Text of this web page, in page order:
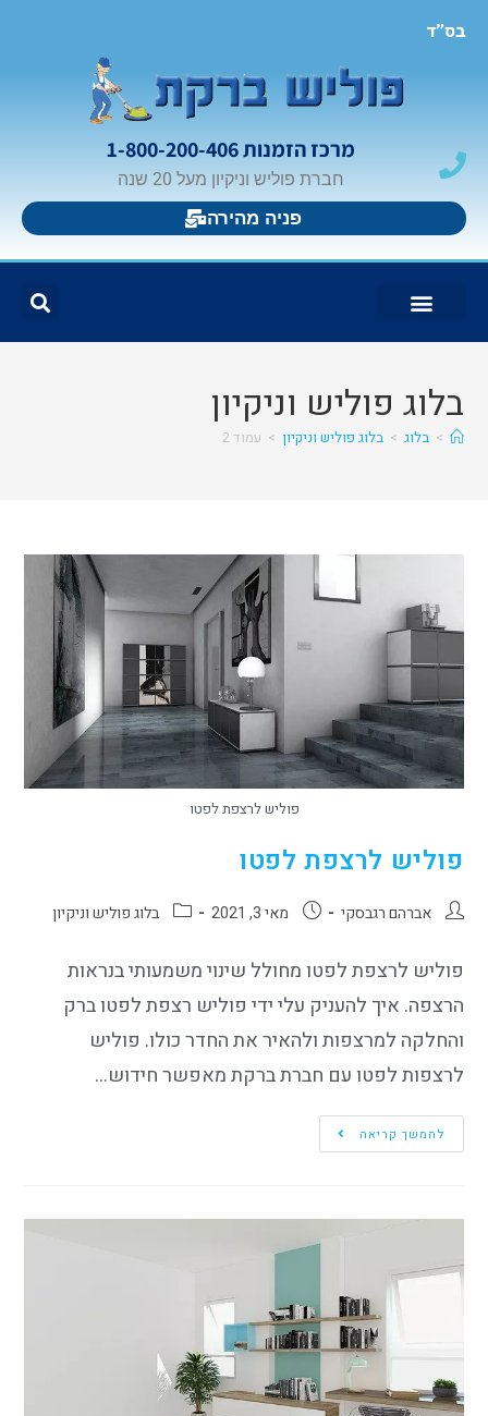
בס"ד
מרכז הזמנות 1-800-200-406
חברת פוליש וניקיון מעל 20 שנה
פניה מהירה
בלוג פוליש וניקיון
> בלוג > בלוג פוליש וניקיון > עמוד 2
פוליש לרצפת לפטו
פוליש לרצפת לפטו
אברהם רגבסקי מאי 3, 2021 בלוג פוליש וניקיון
פוליש לרצפת לפטו מחולל שינוי משמעותי בנראות
הרצפה. איך להעניק עלי ידי פוליש רצפת לפטו ברק
והחלקה למרצפות ולהאיר את החדר כולו. פוליש
לרצפות לפטו עם חברת ברקת מאפשר חידוש…
להמשך קריאה